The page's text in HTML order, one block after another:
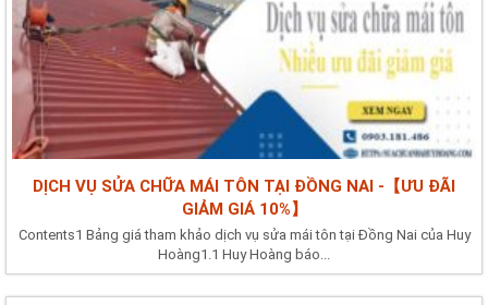
DỊCH VỤ SỬA CHỮA MÁI TÔN TẠI ĐỒNG NAI -【ƯU ĐÃI
GIẢM GIÁ 10%】
Contents1 Bảng giá tham khảo dịch vụ sửa mái tôn tại Đồng Nai của Huy
Hoàng1.1 Huy Hoàng báo...